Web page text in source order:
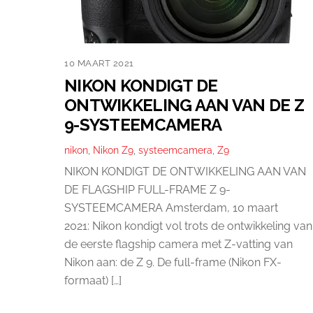
10 MAART 2021
NIKON KONDIGT DE
ONTWIKKELING AAN VAN DE Z
9-SYSTEEMCAMERA
nikon Nikon Z9 systeemcamera Z9
NIKON KONDIGT DE ONTWIKKELING AAN VAN
DE FLAGSHIP FULL-FRAME Z 9-
SYSTEEMCAMERA Amsterdam, 10 maart
2021: Nikon kondigt vol trots de ontwikkeling van
de eerste flagship camera met Z-vatting van
Nikon aan: de Z 9. De full-frame (Nikon FX-
formaat) […]